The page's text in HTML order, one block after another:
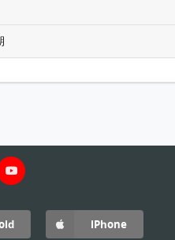
iPhone